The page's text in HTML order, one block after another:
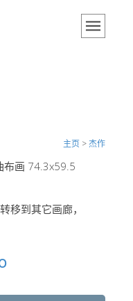
主页 >杰作
布画 74.3x59.5
移到其它画廊，